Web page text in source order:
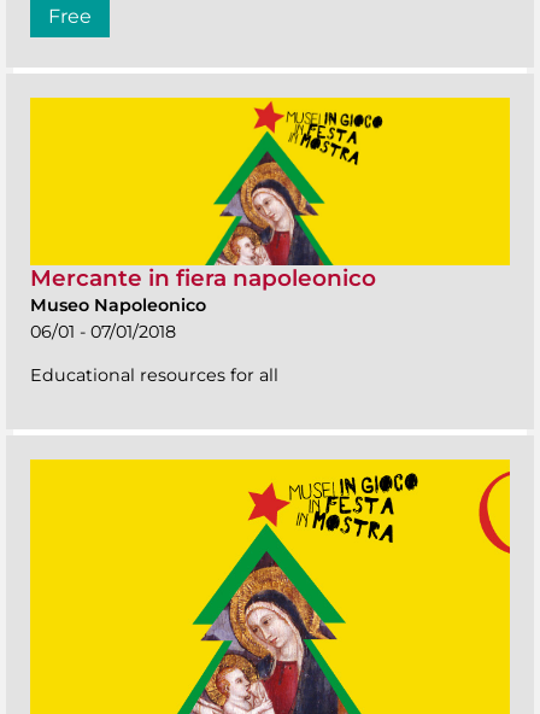
Free
Mercante in fiera napoleonico
Museo Napoleonico
06/01 - 07/01/2018
Educational resources for all